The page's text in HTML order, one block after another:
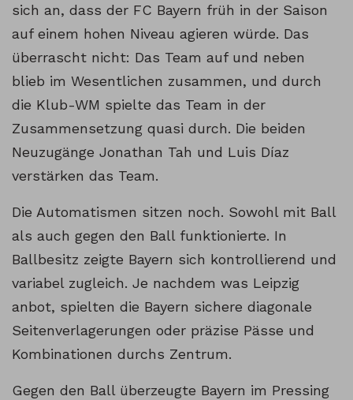
sich an, dass der FC Bayern früh in der Saison
auf einem hohen Niveau agieren würde. Das
überrascht nicht: Das Team auf und neben
blieb im Wesentlichen zusammen, und durch
die Klub-WM spielte das Team in der
Zusammensetzung quasi durch. Die beiden
Neuzugänge Jonathan Tah und Luis Díaz
verstärken das Team.
Die Automatismen sitzen noch. Sowohl mit Ball
als auch gegen den Ball funktionierte. In
Ballbesitz zeigte Bayern sich kontrollierend und
variabel zugleich. Je nachdem was Leipzig
anbot, spielten die Bayern sichere diagonale
Seitenverlagerungen oder präzise Pässe und
Kombinationen durchs Zentrum.
Gegen den Ball überzeugte Bayern im Pressing